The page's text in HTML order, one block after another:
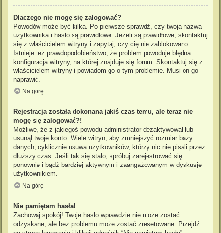
Dlaczego nie mogę się zalogować?
Powodów może być kilka. Po pierwsze sprawdź, czy twoja nazwa
użytkownika i hasło są prawidłowe. Jeżeli są prawidłowe, skontaktuj
się z właścicielem witryny i zapytaj, czy cię nie zablokowano.
Istnieje też prawdopodobieństwo, że problem powoduje błędna
konfiguracja witryny, na której znajduje się forum. Skontaktuj się z
właścicielem witryny i powiadom go o tym problemie. Musi on go
naprawić.
Na górę
Rejestracja została dokonana jakiś czas temu, ale teraz nie
mogę się zalogować?!
Możliwe, że z jakiegoś powodu administrator dezaktywował lub
usunął twoje konto. Wiele witryn, aby zmniejszyć rozmiar bazy
danych, cyklicznie usuwa użytkowników, którzy nic nie pisali przez
dłuższy czas. Jeśli tak się stało, spróbuj zarejestrować się
ponownie i bądź bardziej aktywnym i zaangażowanym w dyskusje
użytkownikiem.
Na górę
Nie pamiętam hasła!
Zachowaj spokój! Twoje hasło wprawdzie nie może zostać
odzyskane, ale bez problemu może zostać zresetowane. Przejdź